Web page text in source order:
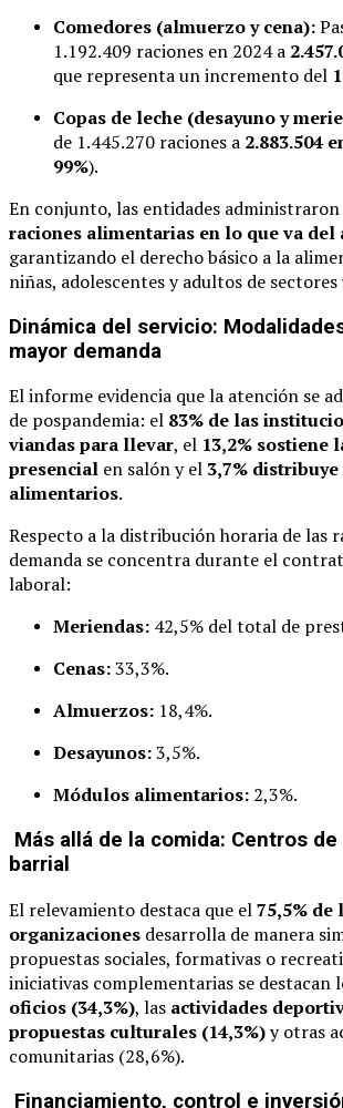
Comedores (almuerzo y cena):
1.192.409 raciones en 2024 a
que representa un incremento del
Copas de leche (desayuno y
de 1.445.270 raciones a 2.883.504
99%).
En conjunto, las entidades administraron
raciones alimentarias en lo que va del
garantizando el derecho básico a la
niñas, adolescentes y adultos de
Dinámica del servicio:
mayor demanda
El informe evidencia que la atención se
de pospandemia: el 83% de las
viandas para llevar, el 13,2% sostiene
presencial en salón y el 3,7%
alimentarios.
Respecto a la distribución horaria de las
demanda se concentra durante el
laboral:
Meriendas: 42,5% del total de
Cenas:33,3%.
Almuerzos: 18,4%.
Desayunos:3,5%.
Módulos alimentarios: 2,3%.
Más allá de la comida: Centros
barrial
El relevamiento destaca que el75,5% de
organizaciones desarrolla de manera
propuestas sociales, formativas o
iniciativas complementarias se destacan
oficios (34,3%), las actividades
propuestas culturales (14,3%)y otras
comunitarias (28,6%).
Financiamiento, control e